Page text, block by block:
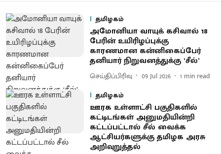
தமிழகம்
அமோனியா வாயுக் கசிவால் 18
பேரின் உயிரிழப்புக்கு
காரணமான கன்னிகைப்பேர்
தனியார் நிறுவனத்துக்கு ‘சீல்’
செய்திப்பிரிவு 09 Jul 2026 1 min read
தமிழகம்
ஊரக உள்ளாட்சி பகுதிகளில்
கட்டிடங்கள் அனுமதியின்றி
கட்டப்பட்டால் சீல் வைக்க
ஆட்சியர்களுக்கு தமிழக அரசு
அறிவுறுத்தல்